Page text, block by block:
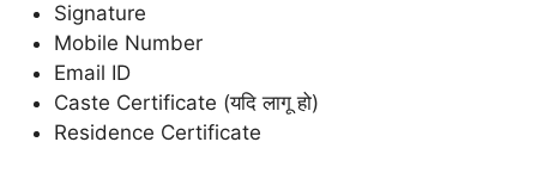
Signature
Mobile Number
Email ID
Caste Certificate (यदि लागू हो)
Residence Certificate